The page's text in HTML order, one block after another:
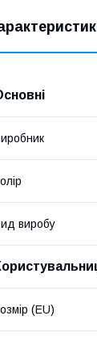
виробу
(EU)